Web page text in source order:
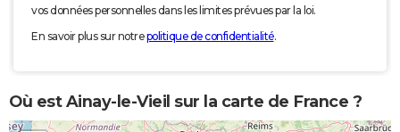
vos données personnelles dans les limites prévues par la loi.
En savoir plus sur notrepolitique de confidentialité.
Où est Ainay-le-Vieil sur la carte de France ?